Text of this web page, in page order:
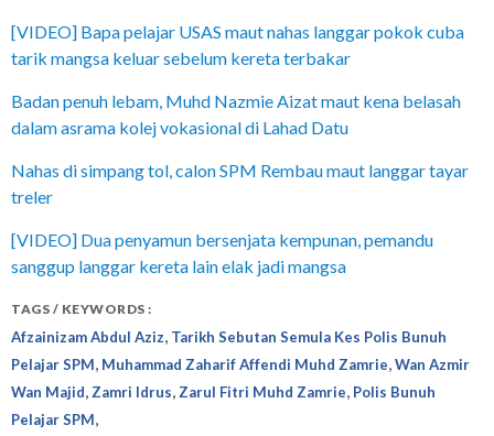
[VIDEO] Bapa pelajar USAS maut nahas langgar pokok cuba
tarik mangsa keluar sebelum kereta terbakar
Badan penuh lebam, Muhd Nazmie Aizat maut kena belasah
dalam asrama kolej vokasional di Lahad Datu
Nahas di simpang tol, calon SPM Rembau maut langgar tayar
treler
[VIDEO] Dua penyamun bersenjata kempunan, pemandu
sanggup langgar kereta lain elak jadi mangsa
TAGS / KEYWORDS :
Afzainizam Abdul Aziz Tarikh Sebutan Semula Kes Polis Bunuh
Pelajar SPM Muhammad Zaharif Affendi Muhd ​​Zamrie Wan Azmir
Wan Majid Zamri Idrus Zarul Fitri Muhd ​​Zamrie Polis Bunuh
Pelajar SPM